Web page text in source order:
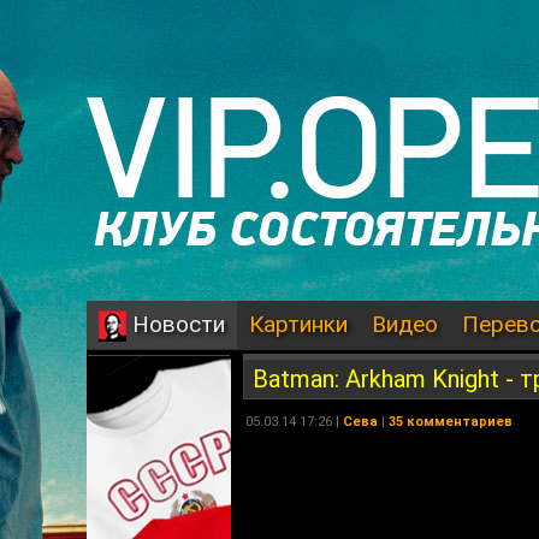
Новости Картинки Видео
Batman: Arkham Knight -
05.03.14 17:26 | Сева | 35 комментариев